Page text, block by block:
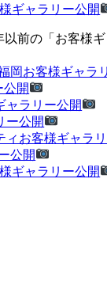
ギャラリー公開
前の「お客様
岡お客様ギャラ
公開
ャラリー公開
ー公開
ィお客様ギャラ
公開
ギャラリー公開